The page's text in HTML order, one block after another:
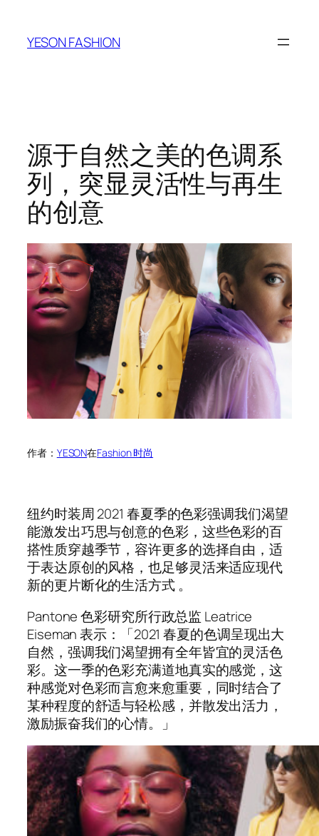
YESON FASHION
源于自然之美的色调系
列，突显灵活性与再生
的创意
作者： YESON在Fashion 时尚
纽约时装周 2021 春夏季的色彩强调我们渴望
能激发出巧思与创意的色彩，这些色彩的百
搭性质穿越季节，容许更多的选择自由，适
于表达原创的风格，也足够灵活来适应现代
新的更片断化的生活方式 。
Pantone 色彩研究所行政总监 Leatrice
Eiseman 表示：「2021 春夏的色调呈现出大
自然，强调我们渴望拥有全年皆宜的灵活色
彩。这一季的色彩充满道地真实的感觉，这
种感觉对色彩而言愈来愈重要，同时结合了
某种程度的舒适与轻松感，并散发出活力，
激励振奋我们的心情。」